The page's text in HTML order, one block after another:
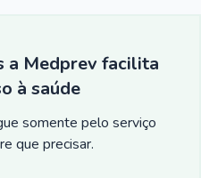
a Medprev facilita
à saúde
somente pelo serviço
que precisar.